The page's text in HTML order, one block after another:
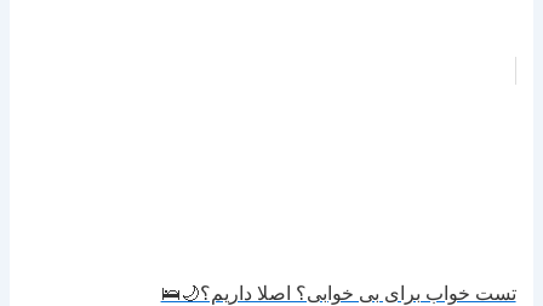
تست خواب برای بی خوابی؟ اصلا داریم؟🌙🛌